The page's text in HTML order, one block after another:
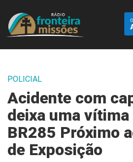
POLICIAL
Acidente com
deixa uma
BR285 Próximo
de Exposição